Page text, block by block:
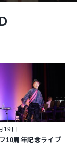
19日
10周年記念ライブ